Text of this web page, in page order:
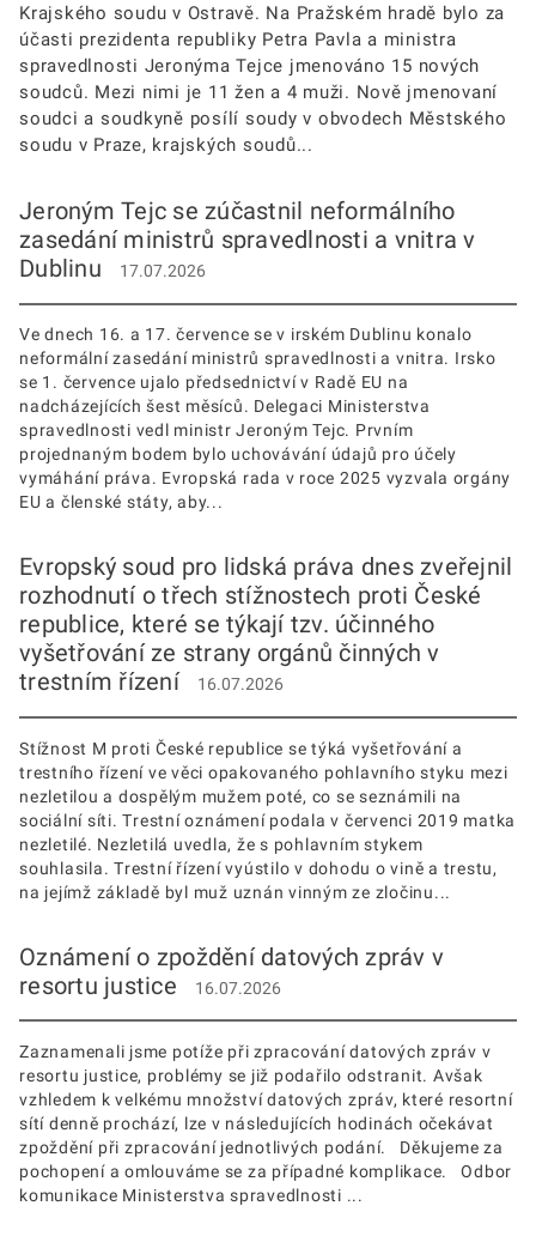
Krajského soudu v Ostravě. Na Pražském hradě bylo za
účasti prezidenta republiky Petra Pavla a ministra
spravedlnosti Jeronýma Tejce jmenováno 15 nových
soudců. Mezi nimi je 11 žen a 4 muži. Nově jmenovaní
soudci a soudkyně posílí soudy v obvodech Městského
soudu v Praze, krajských soudů...
Jeroným Tejc se zúčastnil neformálního
zasedání ministrů spravedlnosti a vnitra v
Dublinu
17.07.2026
Ve dnech 16. a 17. července se v irském Dublinu konalo
neformální zasedání ministrů spravedlnosti a vnitra. Irsko
se 1. července ujalo předsednictví v Radě EU na
nadcházejících šest měsíců. Delegaci Ministerstva
spravedlnosti vedl ministr Jeroným Tejc. Prvním
projednaným bodem bylo uchovávání údajů pro účely
vymáhání práva. Evropská rada v roce 2025 vyzvala orgány
EU a členské státy, aby...
Evropský soud pro lidská práva dnes zveřejnil
rozhodnutí o třech stížnostech proti České
republice, které se týkají tzv. účinného
vyšetřování ze strany orgánů činných v
trestním řízení
16.07.2026
Stížnost M proti České republice se týká vyšetřování a
trestního řízení ve věci opakovaného pohlavního styku mezi
nezletilou a dospělým mužem poté, co se seznámili na
sociální síti. Trestní oznámení podala v červenci 2019 matka
nezletilé. Nezletilá uvedla, že s pohlavním stykem
souhlasila. Trestní řízení vyústilo v dohodu o vině a trestu,
na jejímž základě byl muž uznán vinným ze zločinu...
Oznámení o zpoždění datových zpráv v
resortu justice
16.07.2026
Zaznamenali jsme potíže při zpracování datových zpráv v
resortu justice, problémy se již podařilo odstranit. Avšak
vzhledem k velkému množství datových zpráv, které resortní
sítí denně prochází, lze v následujících hodinách očekávat
zpoždění při zpracování jednotlivých podání. Děkujeme za
pochopení a omlouváme se za případné komplikace. Odbor
komunikace Ministerstva spravedlnosti ...